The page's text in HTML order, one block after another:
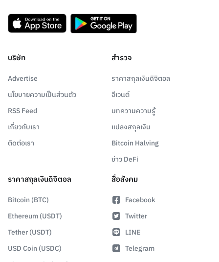
บริษัท
Advertise
นโยบายความเป็นส่วนตัว
RSS Feed
เกี่ยวกับเรา
ติดต่อเรา
สำรวจ
ราคาสกุลเงินดิจิตอล
อีเวนต์
บทความความรู้
แปลงสกุลเงิน
Bitcoin Halving
ข่าว DeFi
ราคาสกุลเงินดิจิตอล
Bitcoin (BTC)
Ethereum (USDT)
Tether (USDT)
USD Coin (USDC)
สื่อสังคม
Facebook
Twitter
LINE
Telegram